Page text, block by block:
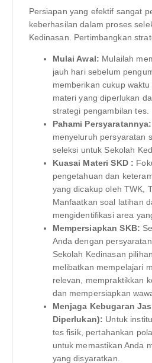
Persiapan yang efektif sangat
keberhasilan dalam proses
Kedinasan. Pertimbangkan
Mulai Awal: Mulailah
jauh hari sebelum
memberikan cukup
materi yang diperlukan
strategi pengambilan tes.
Pahami Persyaratannya:
menyeluruh persyaratan
seleksi untuk Sekolah
Kuasai Materi SKD :
pengetahuan dan
yang dicakup oleh TWK,
Manfaatkan soal latihan
mengidentifikasi area
Mempersiapkan SKB:
Anda dengan
Sekolah Kedinasan
melibatkan mempelajari
relevan, mempraktikkan
dan mempersiapkan
Menjaga Kebugaran
Diperlukan): Untuk
tes fisik, pertahankan
untuk memastikan Anda
yang disyaratkan.